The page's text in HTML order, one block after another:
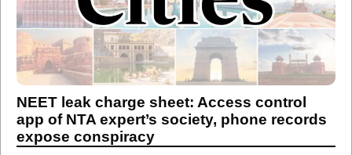
NEET leak charge sheet: Access control
app of NTA expert’s society, phone records
expose conspiracy